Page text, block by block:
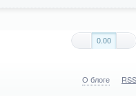
0.00
О блоге RSS